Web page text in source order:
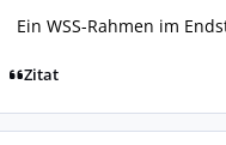
Ein WSS-Rahmen im
Zitat